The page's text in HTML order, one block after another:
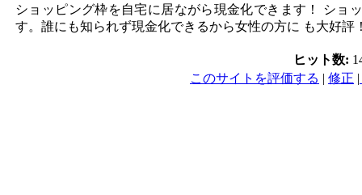
ショッピング枠を自宅に居ながら現金化できます！ ショ
す。誰にも知られず現金化できるから女性の方に も大好評
ヒット数:
このサイトを評価する | 修正 |